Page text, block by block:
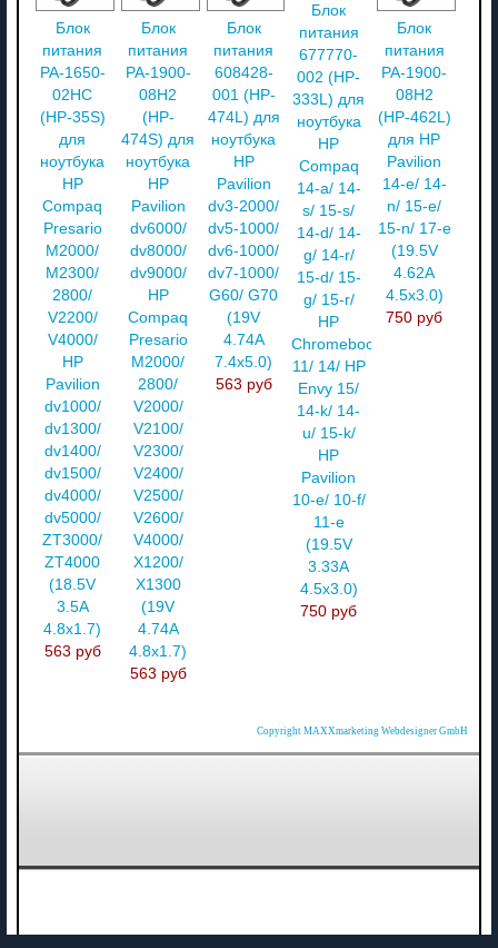
Блок
питания
PA-1650-
02HC
(HP-35S)
для
ноутбука
HP
Compaq
Presario
M2000/
M2300/
2800/
V2200/
V4000/
HP
Pavilion
dv1000/
dv1300/
dv1400/
dv1500/
dv4000/
dv5000/
ZT3000/
ZT4000
(18.5V
3.5A
4.8x1.7)
563 руб
Блок
питания
PA-1900-
08H2
(HP-
474S) для
ноутбука
HP
Pavilion
dv6000/
dv8000/
dv9000/
HP
Compaq
Presario
M2000/
2800/
V2000/
V2100/
V2300/
V2400/
V2500/
V2600/
V4000/
X1200/
X1300
(19V
4.74A
4.8x1.7)
563 руб
Блок
питания
608428-
001 (HP-
474L) для
ноутбука
HP
Pavilion
dv3-2000/
dv5-1000/
dv6-1000/
dv7-1000/
G60/ G70
(19V
4.74A
7.4x5.0)
563 руб
Блок
питания
677770-
002 (HP-
333L) для
ноутбука
HP
Compaq
14-a/ 14-
s/ 15-s/
14-d/ 14-
g/ 14-r/
15-d/ 15-
g/ 15-r/
HP
Chromebook
11/ 14/ HP
Envy 15/
14-k/ 14-
u/ 15-k/
HP
Pavilion
10-e/ 10-f/
11-e
(19.5V
3.33A
4.5x3.0)
750 руб
Блок
питания
PA-1900-
08H2
(HP-462L)
для HP
Pavilion
14-e/ 14-
n/ 15-e/
15-n/ 17-e
(19.5V
4.62A
4.5x3.0)
750 руб
Copyright MAXXmarketing Webdesigner GmbH